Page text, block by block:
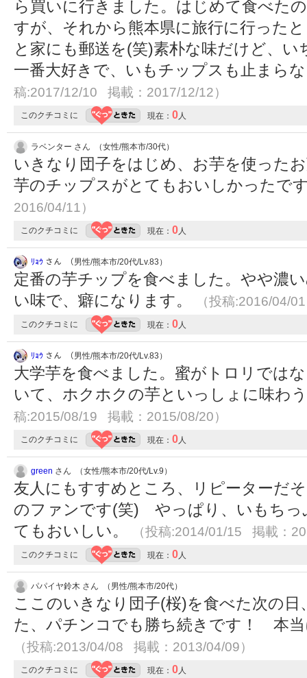
ら買いに行きました。はじめて食べた
すが、それから熊本県に旅行に行った
と家にも郵送を(笑)素朴な味だけど、
一番大好きで、いもチップスも止まら
稿:2017/12/10 掲載：2017/12/12）
このクチコミに 現在： 0人
ラベンター さん （女性/熊本市/30代）
いきなり団子をはじめ、お芋を使った
芋のチップスがとてもおいしかったで
2016/04/11）
このクチコミに 現在： 0人
ﾘｮｳ さん （男性/熊本市/20代/Lv.83）
定番の芋チップを食べました。やや濃
い味で、癖になります。
（投稿:2016/04/
このクチコミに 現在： 0人
ﾘｮｳ さん （男性/熊本市/20代/Lv.83）
大学芋を食べました。蜜がトロリでは
いて、ホクホクの芋といっしょに味わ
稿:2015/08/19 掲載：2015/08/20）
このクチコミに 現在： 0人
green さん （女性/熊本市/20代/Lv.9）
友人にもすすめところ、リピーターだ
のファンです(笑) やっぱり、いもち
てもおいしい。
（投稿:2014/01/15 掲載：
このクチコミに 現在： 0人
パパイヤ鈴木 さん （男性/熊本市/20代）
ここのいきなり団子(桜)を食べた次の
た、パチンコでも勝ち続きです！ 本
（投稿:2013/04/08 掲載：2013/04/09）
このクチコミに 現在： 0人